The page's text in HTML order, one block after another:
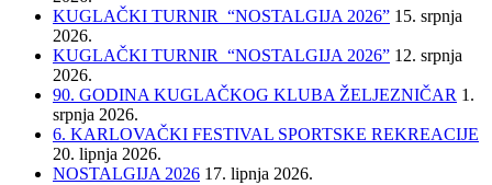
KUGLAČKI TURNIR “NOSTALGIJA 2026” 15. srpnja
2026.
KUGLAČKI TURNIR “NOSTALGIJA 2026” 12. srpnja
2026.
90. GODINA KUGLAČKOG KLUBA ŽELJEZNIČAR 1.
srpnja 2026.
6. KARLOVAČKI FESTIVAL SPORTSKE REKREACIJE
20. lipnja 2026.
NOSTALGIJA 2026 17. lipnja 2026.